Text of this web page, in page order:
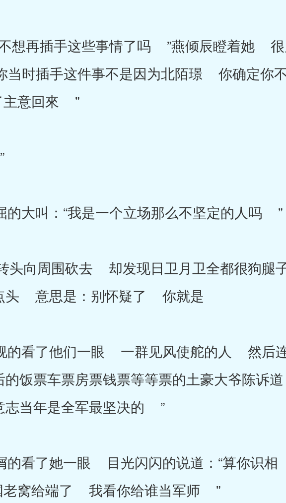
再插手这些事情了吗 ”燕倾辰瞪着她 很
当时插手这件事不是因为北陌璟 你确定你
主意回來 ”
大叫：“我是一个立场那么不坚定的人吗 ”
周围砍去 却发现日卫月卫全都很狗腿
意思是：别怀疑了 你就是
看了他们一眼 一群见风使舵的人 然后
饭票车票房票钱票等等票的土豪大爷陈诉道
当年是全军最坚决的 ”
看了她一眼 目光闪闪的说道：“算你识
老窝给端了 我看你给谁当军师 ”